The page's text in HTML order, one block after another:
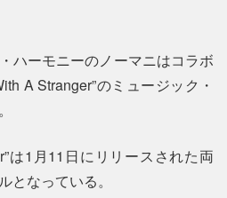
ハーモニーのノーマニはコラボ
A Stranger”のミュージック・
は1月11日にリリースされた両
となっている。